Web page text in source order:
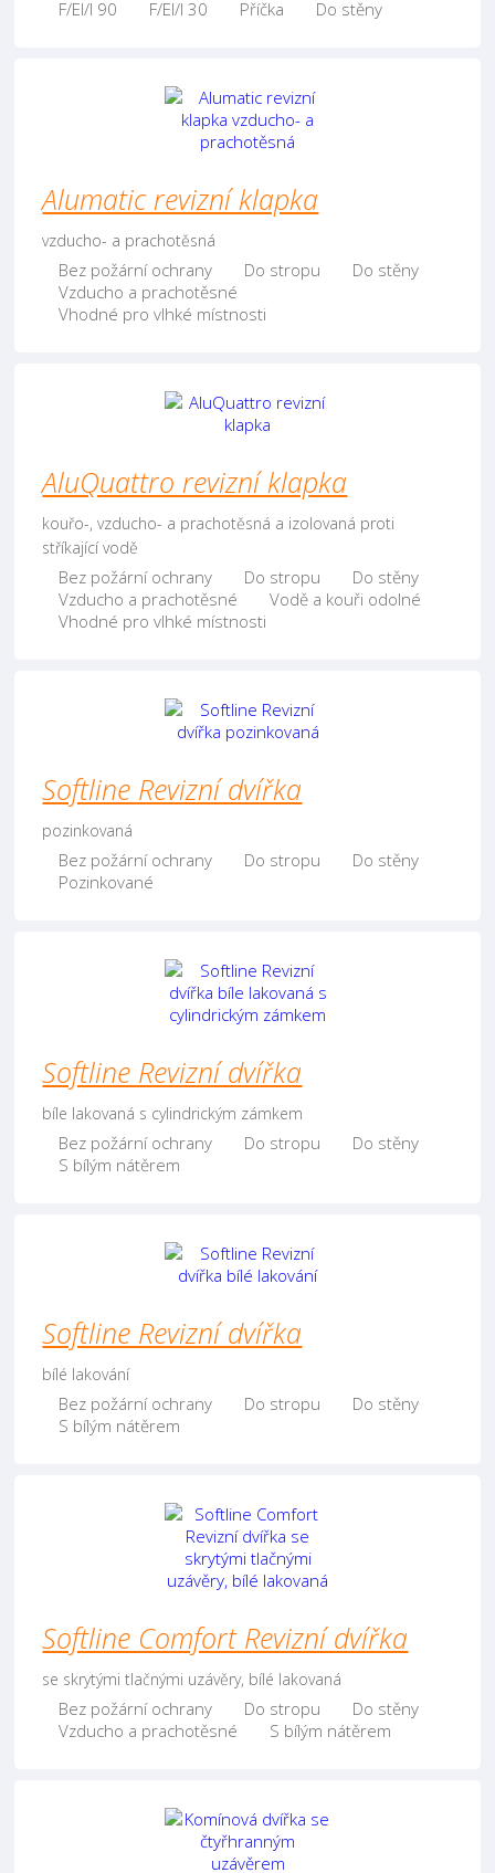
F/EI/I 90 F/EI/I 30 Příčka Do stěny
Alumatic revizní klapka
vzducho- a prachotěsná
Bez požární ochrany Do stropu
Do stěny
Vzducho a prachotěsné
Vhodné pro vlhké místnosti
AluQuattro revizní klapka
kouřo-, vzducho- a prachotěsná a izolovaná proti
stříkající vodě
Bez požární ochrany Do stropu
Do stěny
Vzducho a prachotěsné
Vodě a kouři odolné
Vhodné pro vlhké místnosti
Softline Revizní dvířka
pozinkovaná
Bez požární ochrany Do stropu
Do stěny
Pozinkované
Softline Revizní dvířka
bíle lakovaná s cylindrickým zámkem
Bez požární ochrany Do stropu
Do stěny
S bílým nátěrem
Softline Revizní dvířka
bílé lakování
Bez požární ochrany Do stropu
Do stěny
S bílým nátěrem
Softline Comfort Revizní dvířka
se skrytými tlačnými uzávěry, bílé lakovaná
Bez požární ochrany Do stropu
Do stěny
Vzducho a prachotěsné
S bílým nátěrem